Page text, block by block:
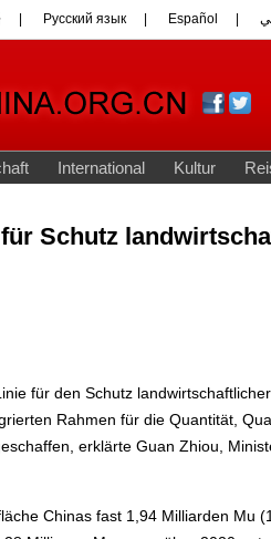
Schutz
für den Schutz
Rahmen für die Quantität,
erklärte Guan Zhiou,
Chinas fast 1,94 Milliarden Mu